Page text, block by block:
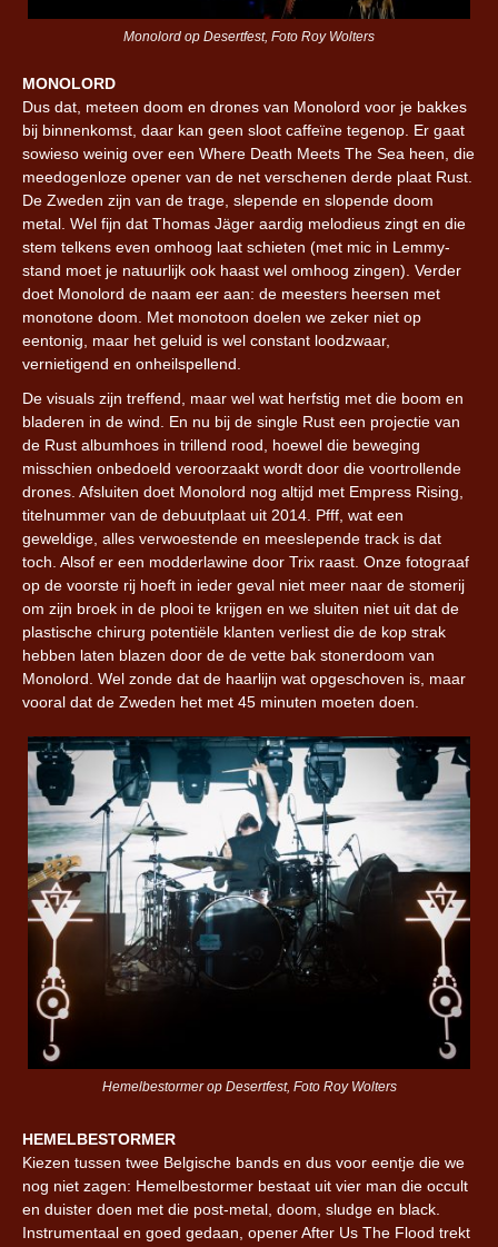
Monolord op Desertfest, Foto Roy Wolters
MONOLORD
Dus dat, meteen doom en drones van Monolord voor je bakkes
bij binnenkomst, daar kan geen sloot caffeïne tegenop. Er gaat
sowieso weinig over een Where Death Meets The Sea heen, die
meedogenloze opener van de net verschenen derde plaat Rust.
De Zweden zijn van de trage, slepende en slopende doom
metal. Wel fijn dat Thomas Jäger aardig melodieus zingt en die
stem telkens even omhoog laat schieten (met mic in Lemmy-
stand moet je natuurlijk ook haast wel omhoog zingen). Verder
doet Monolord de naam eer aan: de meesters heersen met
monotone doom. Met monotoon doelen we zeker niet op
eentonig, maar het geluid is wel constant loodzwaar,
vernietigend en onheilspellend.
De visuals zijn treffend, maar wel wat herfstig met die boom en
bladeren in de wind. En nu bij de single Rust een projectie van
de Rust albumhoes in trillend rood, hoewel die beweging
misschien onbedoeld veroorzaakt wordt door die voortrollende
drones. Afsluiten doet Monolord nog altijd met Empress Rising,
titelnummer van de debuutplaat uit 2014. Pfff, wat een
geweldige, alles verwoestende en meeslepende track is dat
toch. Alsof er een modderlawine door Trix raast. Onze fotograaf
op de voorste rij hoeft in ieder geval niet meer naar de stomerij
om zijn broek in de plooi te krijgen en we sluiten niet uit dat de
plastische chirurg potentiële klanten verliest die de kop strak
hebben laten blazen door de de vette bak stonerdoom van
Monolord. Wel zonde dat de haarlijn wat opgeschoven is, maar
vooral dat de Zweden het met 45 minuten moeten doen.
Hemelbestormer op Desertfest, Foto Roy Wolters
HEMELBESTORMER
Kiezen tussen twee Belgische bands en dus voor eentje die we
nog niet zagen: Hemelbestormer bestaat uit vier man die occult
en duister doen met die post-metal, doom, sludge en black.
Instrumentaal en goed gedaan, opener After Us The Flood trekt